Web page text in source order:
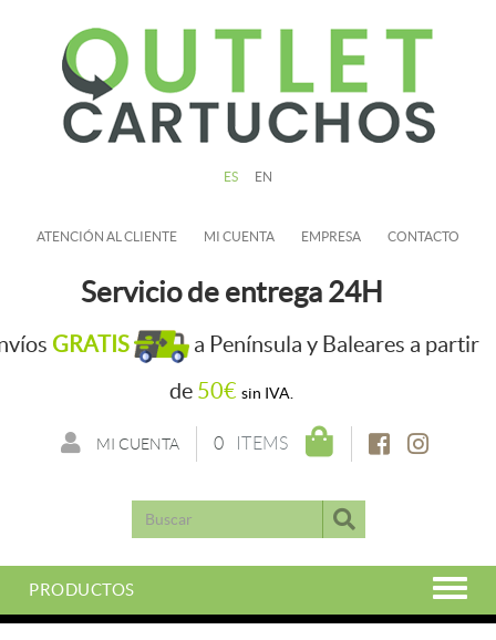
ES EN
ATENCIÓN AL CLIENTE MI CUENTA EMPRESA CONTACTO
Servicio de entrega 24H
GRATIS
a Península y Baleares a partir
de 50€ sin IVA.
0 ITEMS
MI CUENTA
PRODUCTOS